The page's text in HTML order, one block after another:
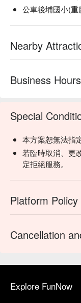
公車後埔國小(
Nearby
Business Hours
Special
本方案恕無法指
若臨時取消、更
定拒絕服務。
Platform Policy
Cancellation
Explore FunNow